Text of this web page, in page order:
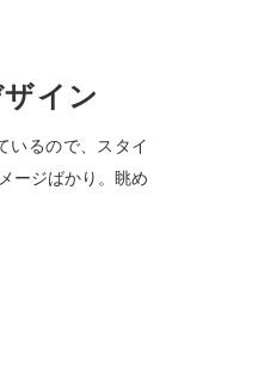
イン
いるので、スタイ
ージばかり。眺め